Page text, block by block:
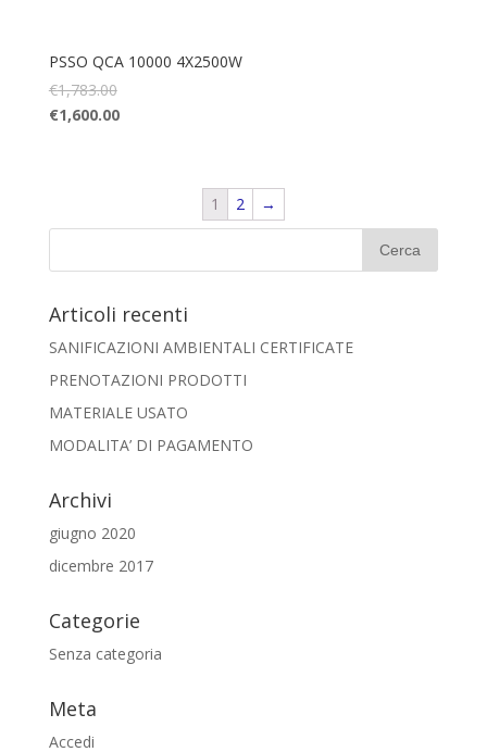
PSSO QCA 10000 4X2500W
€1,783.00
€1,600.00
1 2 →
Articoli recenti
SANIFICAZIONI AMBIENTALI CERTIFICATE
PRENOTAZIONI PRODOTTI
MATERIALE USATO
MODALITA’ DI PAGAMENTO
Archivi
giugno 2020
dicembre 2017
Categorie
Senza categoria
Meta
Accedi